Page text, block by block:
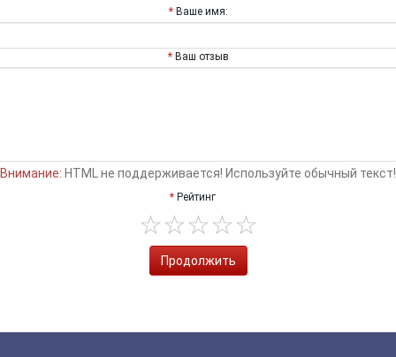
Ваше имя:
Ваш отзыв
Внимание: HTML не поддерживается! Используйте обычный текст!
Рейтинг
Продолжить